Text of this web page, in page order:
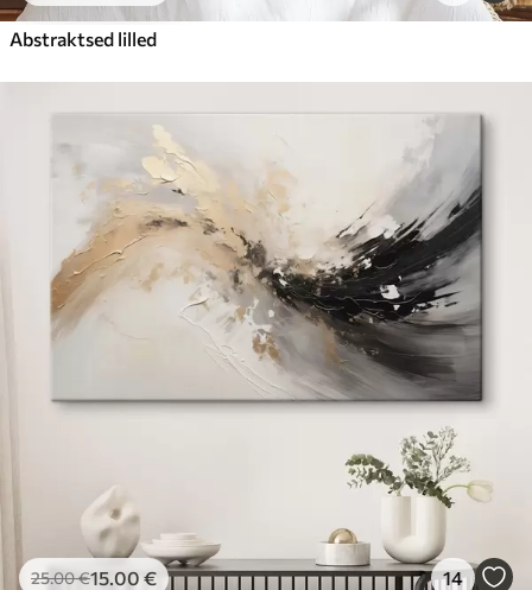
Abstraktsed lilled
25.00€15.00 € 14